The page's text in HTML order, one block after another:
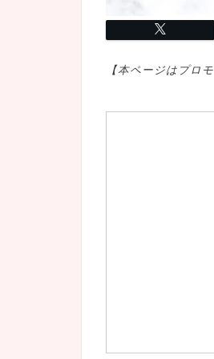
【本ページはプロモ